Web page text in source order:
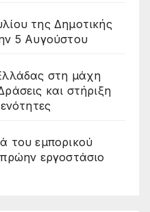
της Δημοτικής
5 Αυγούστου
στη μάχη
και στήριξη
του εμπορικού
εργοστάσιο